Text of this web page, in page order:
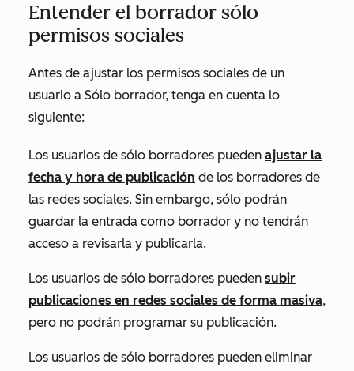
Entender el borrador sólo
permisos sociales
Antes de ajustar los permisos sociales de un
usuario a Sólo borrador, tenga en cuenta lo
siguiente:
Los usuarios de sólo borradores pueden ajustar la
fecha y hora de publicación de los borradores de
las redes sociales. Sin embargo, sólo podrán
guardar la entrada como borrador y no tendrán
acceso a revisarla y publicarla.
Los usuarios de sólo borradores pueden subir
publicaciones en redes sociales de forma masiva,
pero no podrán programar su publicación.
Los usuarios de sólo borradores pueden eliminar